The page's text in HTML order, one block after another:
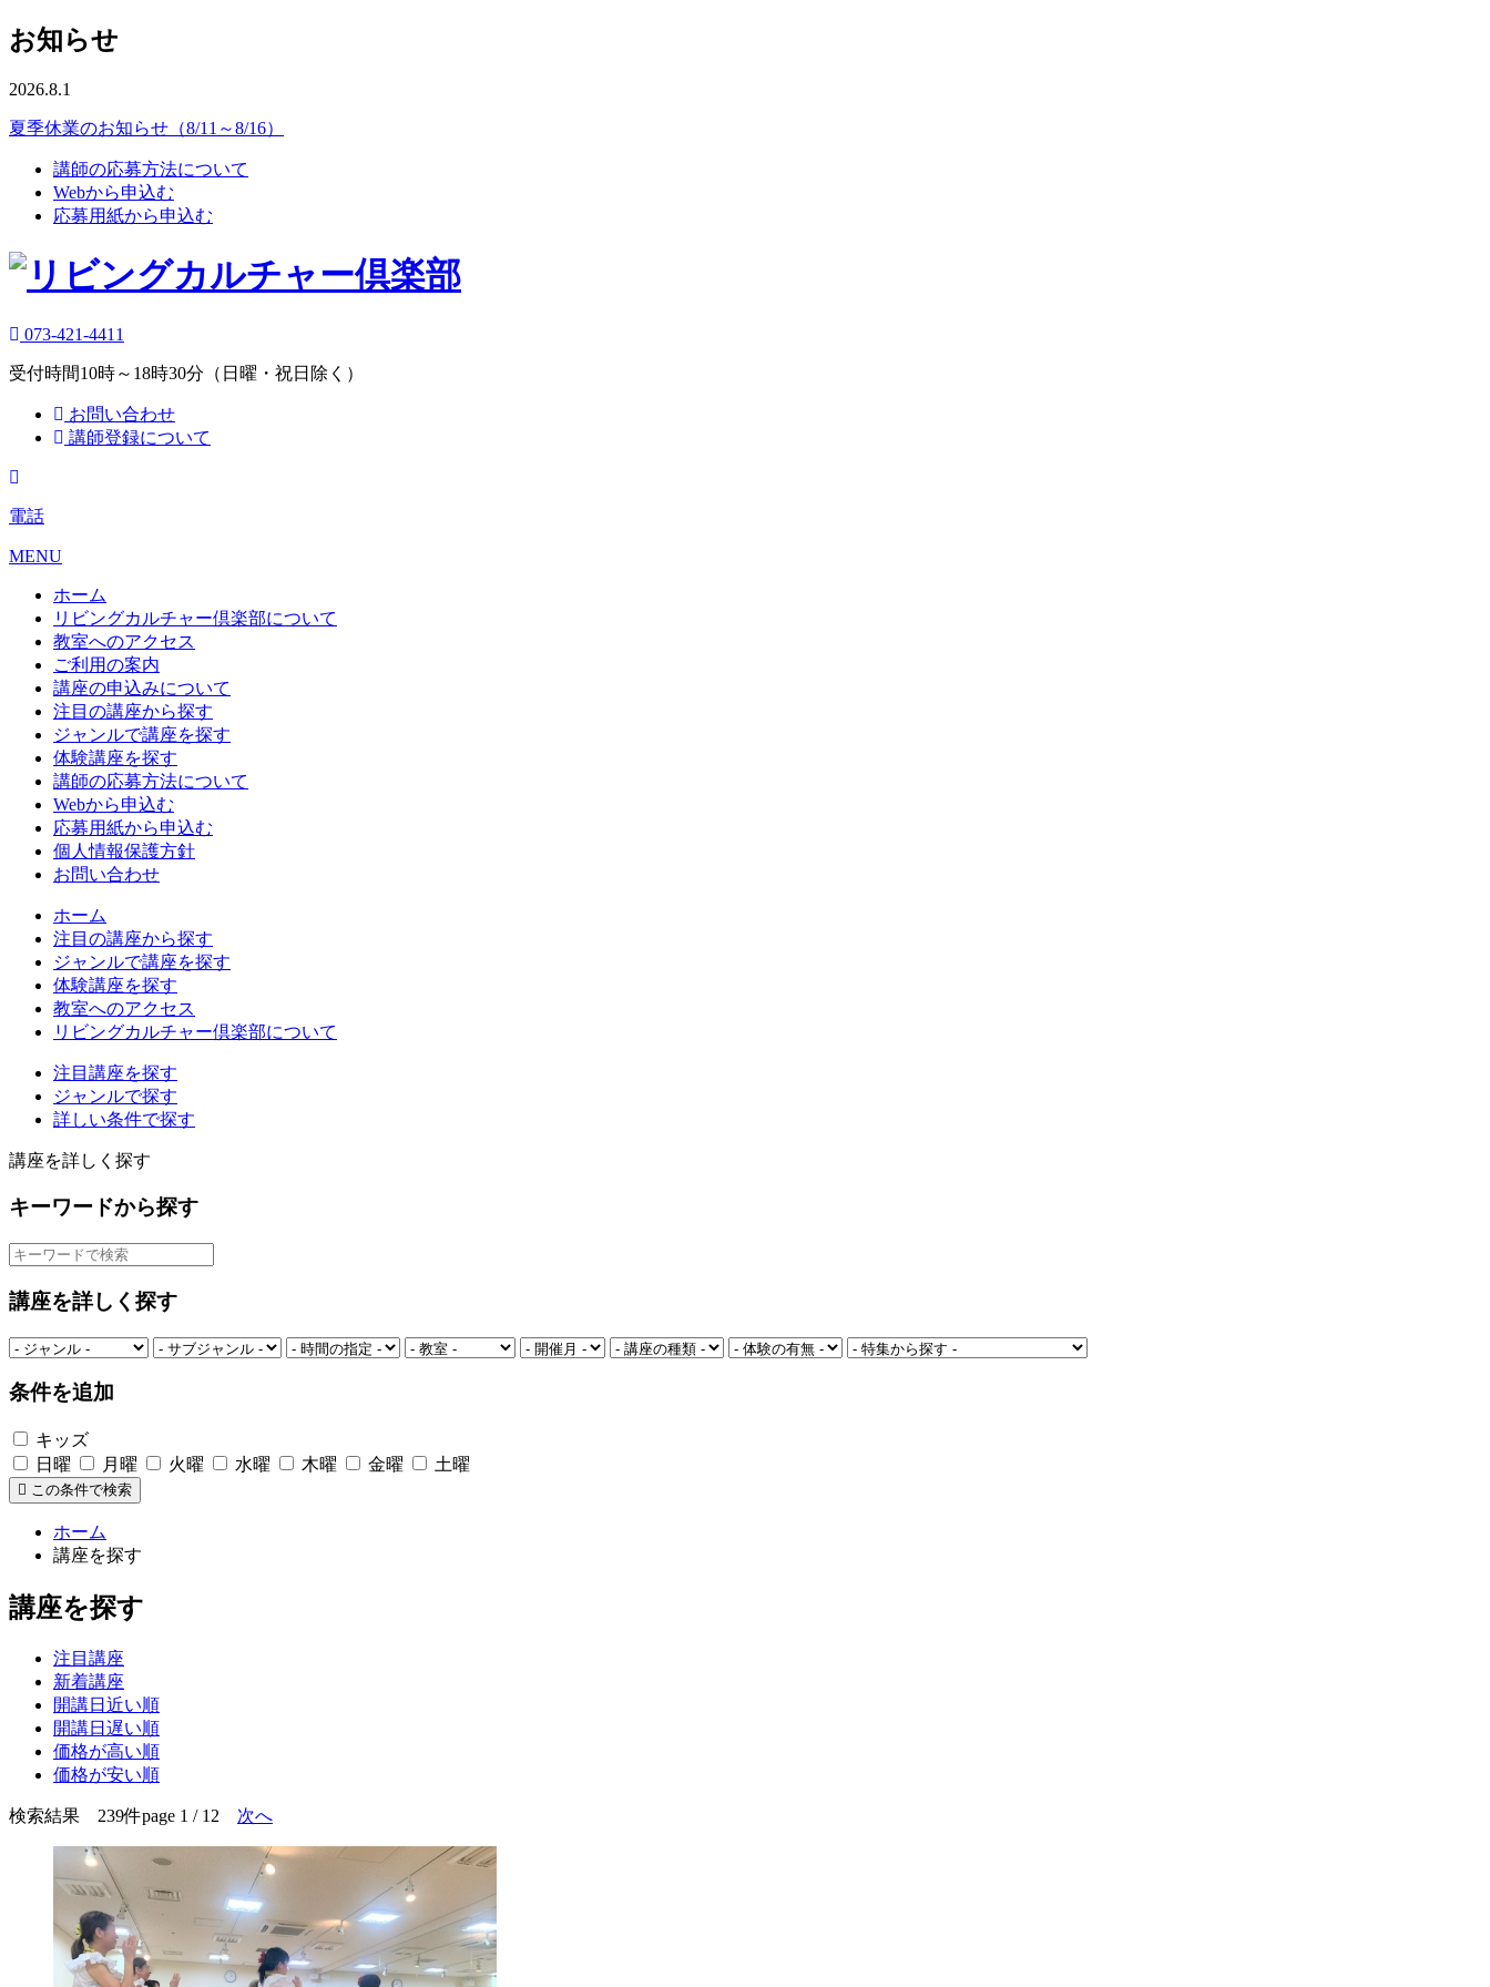
お知らせ
2026.8.1
夏季休業のお知らせ（8/11～8/16）
講師の応募方法について
Webから申込む
応募用紙から申込む
073-421-4411
受付時間10時～18時30分（日曜・祝日除く）
お問い合わせ
講師登録について
電話
MENU
ホーム
リビングカルチャー倶楽部について
教室へのアクセス
ご利用の案内
講座の申込みについて
注目の講座から探す
ジャンルで講座を探す
体験講座を探す
講師の応募方法について
Webから申込む
応募用紙から申込む
個人情報保護方針
お問い合わせ
ホーム
注目の講座から探す
ジャンルで講座を探す
体験講座を探す
教室へのアクセス
リビングカルチャー倶楽部について
注目講座を探す
ジャンルで探す
詳しい条件で探す
講座を詳しく探す
キーワードから探す
講座を詳しく探す
条件を追加
キッズ
日曜
月曜 火曜 水曜 木曜 金曜 土曜
この条件で検索
ホーム
講座を探す
講座を探す
注目講座
新着講座
開講日近い順
開講日遅い順
価格が高い順
価格が安い順
検索結果 239件page 1 / 12 次へ